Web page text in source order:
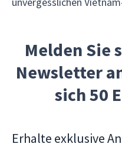
Melden Sie
Newsletter
sich 50
Erhalte exklusive